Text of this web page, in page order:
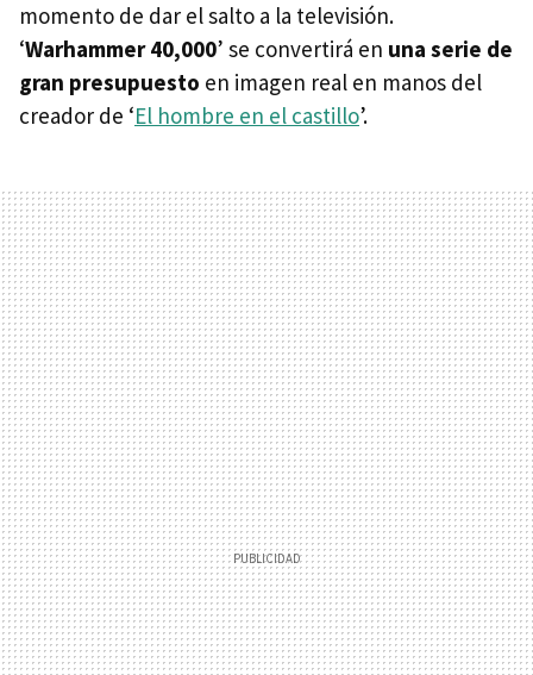
momento de dar el salto a la televisión.
‘Warhammer 40,000’ se convertirá en una serie de
gran presupuesto en imagen real en manos del
creador de ‘El hombre en el castillo’.